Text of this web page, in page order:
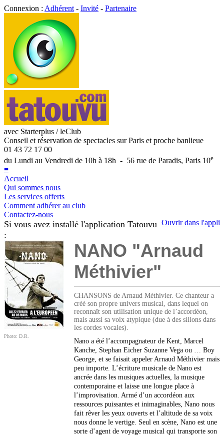
Connexion : Adhérent - Invité - Partenaire
avec Starterplus / leClub
Conseil et réservation de spectacles sur Paris et proche banlieue
01 43 72 17 00
du Lundi au Vendredi de 10h à 18h - 56 rue de Paradis, Paris 10e
≡
Accueil
Qui sommes nous
Les services offerts
Comment adhérer au club
Contactez-nous
Ouvrir dans l'appli
Si vous avez installé l'application Tatouvu
:
Photo: D.R.
NANO "Arnaud
Méthivier"
CHANSONS de Arnaud Méthivier. Ce chanteur a
créé son propre univers musical, dans lequel on
reconnaît son utilisation unique de l’accordéon,
mais aussi sa voix atypique (due à des sillons dans
les cordes vocales).
Nano a été l’accompagnateur de Kent, Marcel
Kanche, Stephan Eicher Suzanne Vega ou … Boy
George, et se faisait appeler Arnaud Méthivier mais
peu importe. L’écriture musicale de Nano est
ancrée dans les musiques actuelles, la musique
contemporaine et laisse une longue place à
l’improvisation. Armé d’un accordéon aux
ressources puissantes et inimaginables, Nano nous
fait rêver les yeux ouverts et l’altitude de sa voix
nous donne le vertige. Seul en scène, Nano est une
sorte d’agent de voyage musical qui transporte son